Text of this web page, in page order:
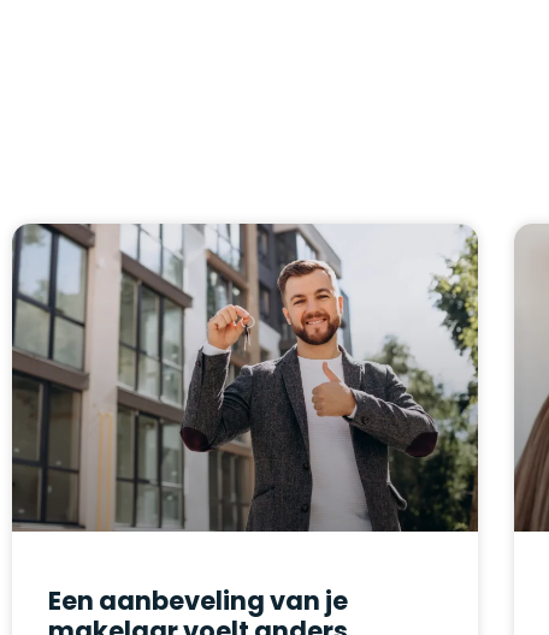
Een aanbeveling van je